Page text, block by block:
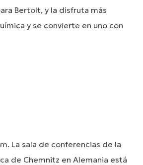
Bertolt, y la disfruta más
y se convierte en uno con
La sala de conferencias de la
de Chemnitz en Alemania está